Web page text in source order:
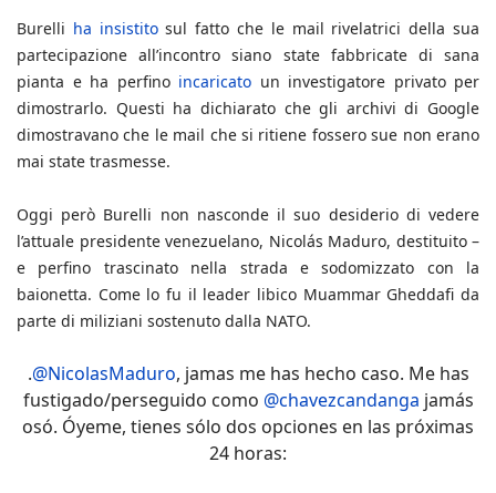
Burelli ha insistitosul fatto che le mail rivelatrici della sua
partecipazione all’incontro siano state fabbricate di sana
pianta e ha perfino incaricato un investigatore privato per
dimostrarlo. Questi ha dichiarato che gli archivi di Google
dimostravano che le mail che si ritiene fossero sue non erano
mai state trasmesse.
Oggi però Burelli non nasconde il suo desiderio di vedere
l’attuale presidente venezuelano, Nicolás Maduro, destituito –
e perfino trascinato nella strada e sodomizzato con la
baionetta. Come lo fu il leader libico Muammar Gheddafi da
parte di miliziani sostenuto dalla NATO.
.@NicolasMaduro, jamas me has hecho caso. Me has
fustigado/perseguido como @chavezcandanga jamás
osó. Óyeme, tienes sólo dos opciones en las próximas
24 horas: